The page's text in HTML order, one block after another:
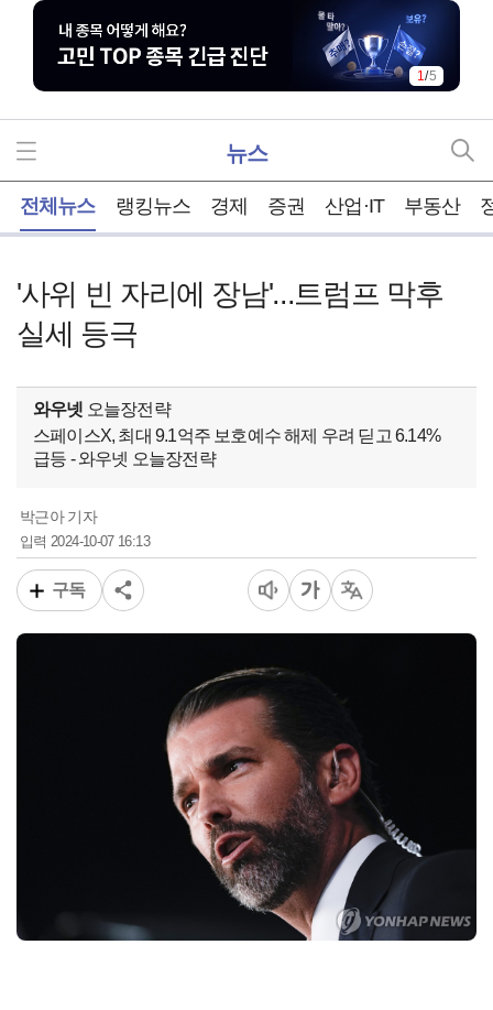
1/5
뉴스
전체뉴스 랭킹뉴스 경제 증권 산업·IT 부동산
'사위 빈 자리에 장남'...트럼프 막후
실세 등극
와우넷 오늘장전략
스페이스X, 최대 9.1억주 보호예수 해제 우려 딛고 6.14%
급등 - 와우넷 오늘장전략
박근아 기자
입력2024-10-07 16:13
구독